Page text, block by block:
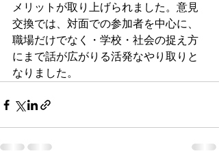
メリットが取り上げられました。意見
交換では、対面での参加者を中心に、
職場だけでなく・学校・社会の捉え方
にまで話が広がりる活発なやり取りと
なりました。